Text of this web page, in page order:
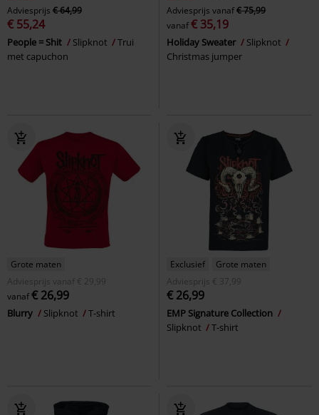
Adviesprijs € 64,99
€ 55,24
People = Shit Slipknot
Trui
met capuchon
Adviesprijs vanaf€ 75,99
vanaf€ 35,19
Holiday Sweater
Slipknot
Christmas jumper
Grote maten
Adviesprijs
vanaf € 29,99
vanaf€ 26,99
Blurry Slipknot T-shirt
Exclusief
Grote maten
Adviesprijs
€ 37,99
€ 26,99
EMP Signature Collection
Slipknot
T-shirt